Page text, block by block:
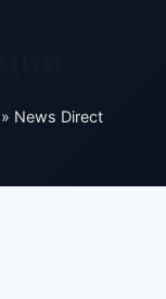
» News Direct